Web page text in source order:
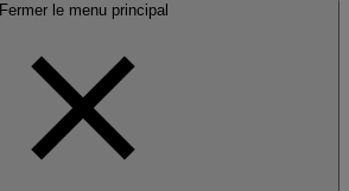
Fermer le menu principal